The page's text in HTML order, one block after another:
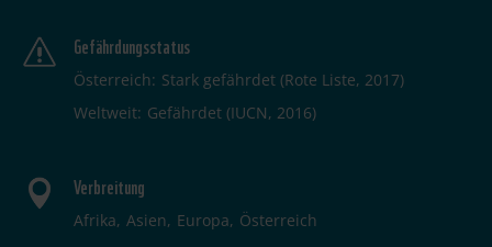
Gefährdungsstatus
Österreich Stark gefährdet (Rote Liste, 2017)
Weltweit Gefährdet (IUCN, 2016)
Verbreitung
Afrika Asien Europa Österreich